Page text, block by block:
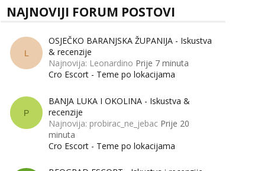
NAJNOVIJI FORUM POSTOVI
L
OSJEČKO BARANJSKA ŽUPANIJA - Iskustva
& recenzije
Najnovija: Leonardino Prije 7 minuta
Cro Escort - Teme po lokacijama
P
BANJA LUKA I OKOLINA - Iskustva &
recenzije
Najnovija: probirac_ne_jebac Prije 20
minuta
Cro Escort - Teme po lokacijama